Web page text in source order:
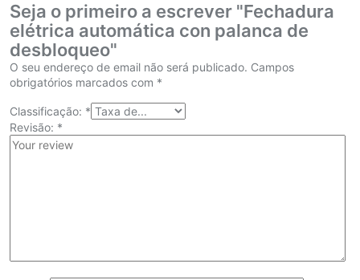
Seja o primeiro a escrever "Fechadura
elétrica automática con palanca de
desbloqueo"
O seu endereço de email não será publicado. Campos
obrigatórios marcados com *
Classificação: *
Revisão: *